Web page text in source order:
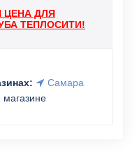
ЦЕНА ДЛЯ
ТЕПЛОСИТИ!
Самара
магазине